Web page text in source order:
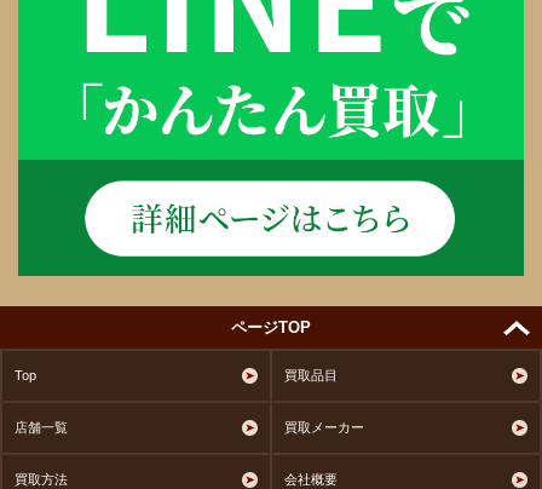
ページTOP
Top 買取品目
店舗一覧 買取メーカー
買取方法 会社概要